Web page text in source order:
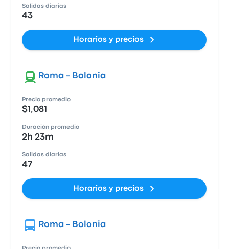
Salidas diarias
43
Horarios y precios
Roma - Bolonia
Precio promedio
$1,081
Duración promedio
2h 23m
Salidas diarias
47
Horarios y precios
Roma - Bolonia